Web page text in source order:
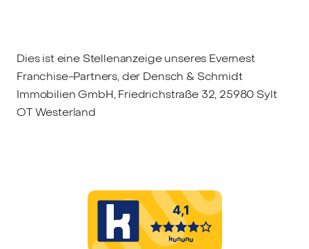
Dies ist eine Stellenanzeige unseres Evernest
Franchise-Partners, der Densch & Schmidt
Immobilien GmbH, Friedrichstraße 32, 25980 Sylt
OT Westerland